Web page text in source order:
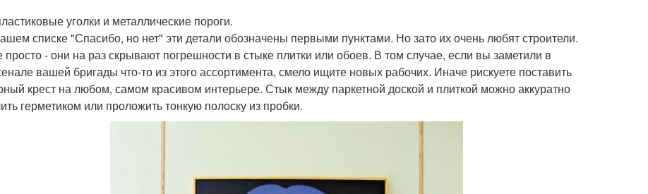
уголки и металлические пороги.
списке "Спасибо, но нет" эти детали обозначены первыми пунктами. Но зато их очень любят строители.
просто - они на раз скрывают погрешности в стыке плитки или обоев. В том случае, если вы заметили в
вашей бригады что-то из этого ассортимента, смело ищите новых рабочих. Иначе рискуете поставить
крест на любом, самом красивом интерьере. Стык между паркетной доской и плиткой можно аккуратно
герметиком или проложить тонкую полоску из пробки.